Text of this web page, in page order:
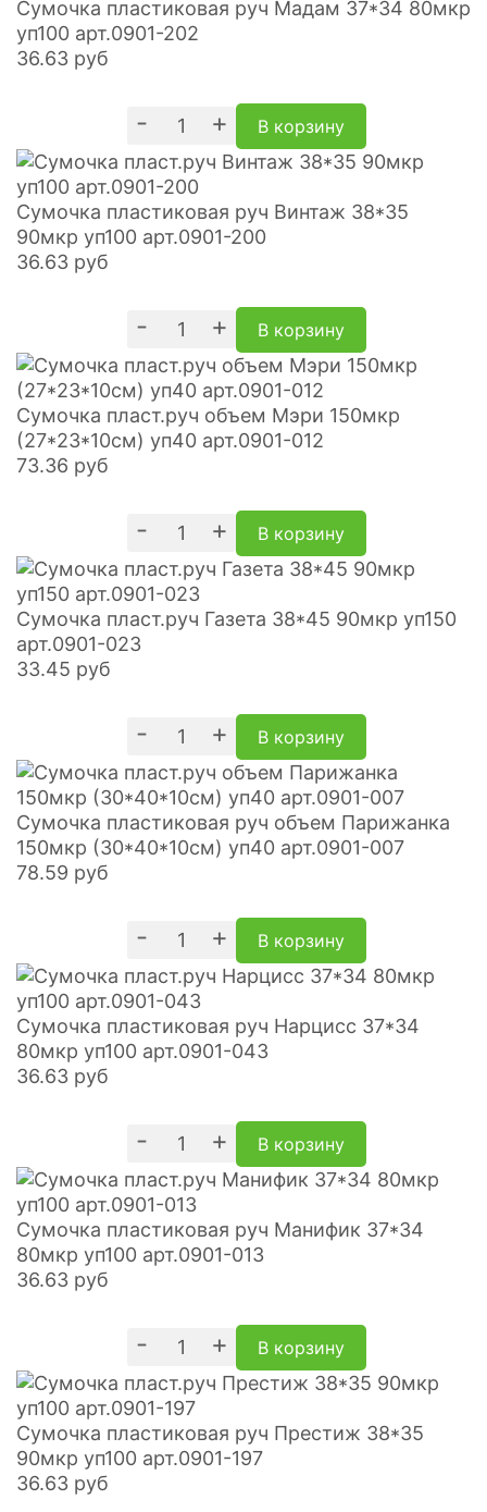
Сумочка пластиковая руч Мадам 37*34 80мкр
уп100 арт.0901-202
36.63 руб
- + В корзину
Сумочка пластиковая руч Винтаж 38*35
90мкр уп100 арт.0901-200
36.63 руб
- + В корзину
Сумочка пласт.руч объем Мэри 150мкр
(27*23*10см) уп40 арт.0901-012
73.36 руб
- + В корзину
Сумочка пласт.руч Газета 38*45 90мкр уп150
арт.0901-023
33.45 руб
- + В корзину
Сумочка пластиковая руч объем Парижанка
150мкр (30*40*10см) уп40 арт.0901-007
78.59 руб
- + В корзину
Сумочка пластиковая руч Нарцисс 37*34
80мкр уп100 арт.0901-043
36.63 руб
- + В корзину
Сумочка пластиковая руч Манифик 37*34
80мкр уп100 арт.0901-013
36.63 руб
- + В корзину
Сумочка пластиковая руч Престиж 38*35
90мкр уп100 арт.0901-197
36.63 руб